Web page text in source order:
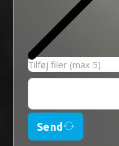
Tilføj filer (max 5)
Send